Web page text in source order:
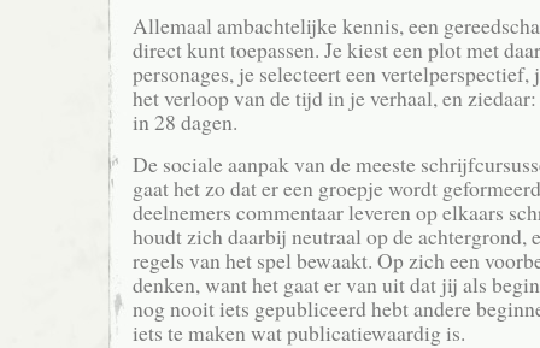
Allemaal ambachtelijke kennis, een
direct kunt toepassen. Je kiest een plot met
personages, je selecteert een vertelperspectief,
het verloop van de tijd in je verhaal, en
in 28 dagen.
De sociale aanpak van de meeste
gaat het zo dat er een groepje wordt
deelnemers commentaar leveren op elkaars
houdt zich daarbij neutraal op de achtergrond,
regels van het spel bewaakt. Op zich een
denken, want het gaat er van uit dat jij als
nog nooit iets gepubliceerd hebt andere
iets te maken wat publicatiewaardig is.